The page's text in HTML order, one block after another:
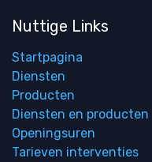
Nuttige Links
Startpagina
Diensten
Producten
Diensten en producten
Openingsuren
Tarieven interventies